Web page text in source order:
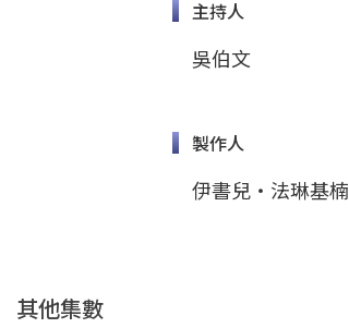
主持人
吳伯文
製作人
伊書兒‧法琳基楠
其他集數